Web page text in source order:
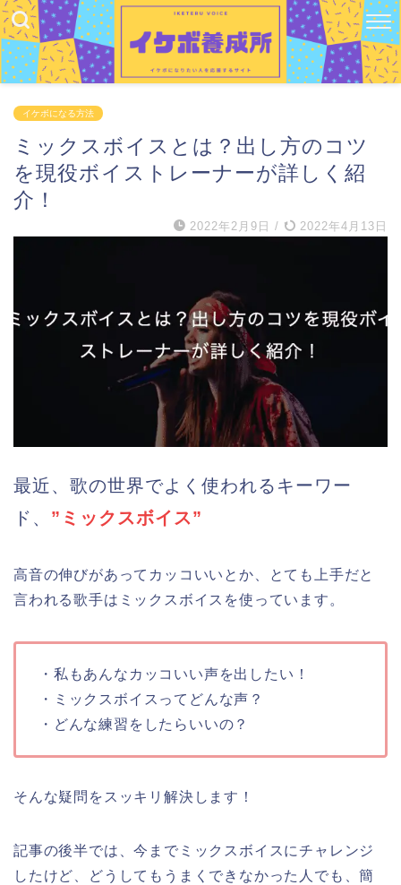
イケボになる方法
ミックスボイスとは？出し方のコツ
を現役ボイストレーナーが詳しく紹
介！
2022年2月9日 / 2022年4月13日
最近、歌の世界でよく使われるキーワー
ド、 ”ミックスボイス”
高音の伸びがあってカッコいいとか、とても上手だと
言われる歌手はミックスボイスを使っています。
・私もあんなカッコいい声を出したい！
・ミックスボイスってどんな声？
・どんな練習をしたらいいの？
そんな疑問をスッキリ解決します！
記事の後半では、今までミックスボイスにチャレンジ
したけど、どうしてもうまくできなかった人でも、簡